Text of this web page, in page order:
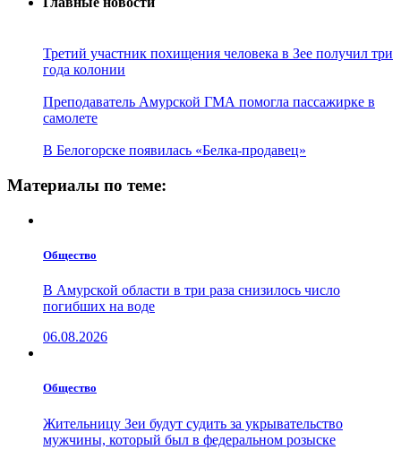
Третий участник похищения человека в Зее получил три
года колонии
Преподаватель Амурской ГМА помогла пассажирке в
самолете
В Белогорске появилась «Белка-продавец»
Материалы по теме:
Общество
В Амурской области в три раза снизилось число
погибших на воде
06.08.2026
Общество
Жительницу Зеи будут судить за укрывательство
мужчины, который был в федеральном розыске